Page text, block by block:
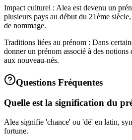
Impact culturel : Alea est devenu un
plusieurs pays au début du 21ème
de nommage.
Traditions liées au prénom : Dans
donner un prénom associé à des notions
aux nouveau-nés.
Questions Fréquentes
Quelle est la signification du
Alea signifie 'chance' ou 'dé' en latin,
fortune.